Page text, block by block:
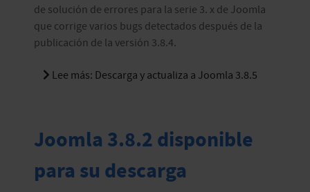
de solución de errores para la serie 3. x de Joomla
que corrige varios bugs detectados después de la
publicación de la versión 3.8.4.
Lee más: Descarga y actualiza a Joomla 3.8.5
Joomla 3.8.2 disponible
para su descarga